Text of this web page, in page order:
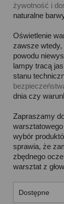
żywotność i
naturalne
Oświetlenie
zawsze
powodu
lampy tracą
stanu
dnia czy
Zapraszamy
wybór
sprawia, że
zbędnego
warsztat z
Dostępne